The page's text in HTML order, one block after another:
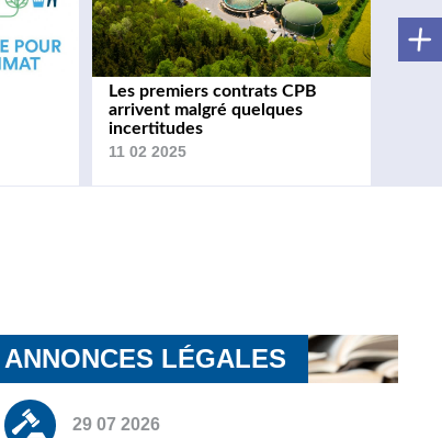
Les premiers contrats CPB
arrivent malgré quelques
incertitudes
11 02 2025
ANNONCES LÉGALES
29 07 2026